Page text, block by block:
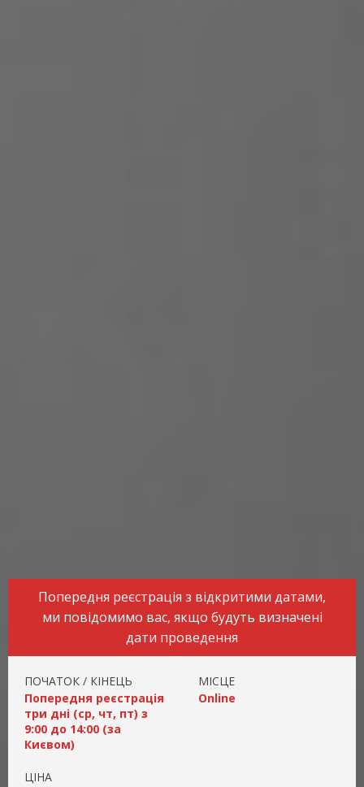
Попередня реєстрація з відкритими датами,
ми повідомимо вас, якщо будуть визначені
дати проведення
ПОЧАТОК / КІНЕЦЬ
Попередня реєстрація
три дні (cр, чт, пт) з
9:00 до 14:00 (за
Києвом)
МІСЦЕ
Online
ЦІНА